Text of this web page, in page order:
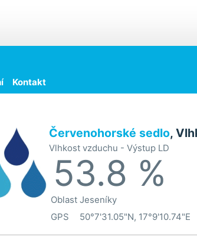
Kontakt
Červenohorské sedlo,
Vlhkost vzduchu - Výstup LD
53.8 %
Oblast Jeseníky
GPS
50°7'31.05"N, 17°9'10.74"E